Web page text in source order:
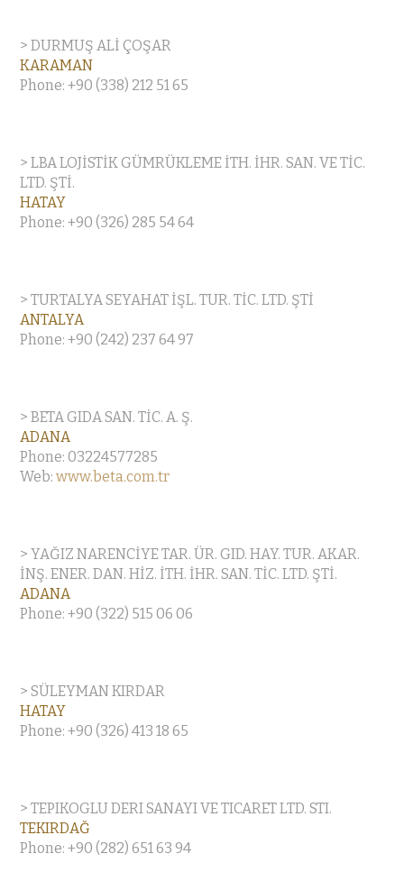
> DURMUŞ ALİ ÇOŞAR
KARAMAN
Phone: +90 (338) 212 51 65
> LBA LOJİSTİK GÜMRÜKLEME İTH. İHR. SAN. VE TİC.
LTD. ŞTİ.
HATAY
Phone: +90 (326) 285 54 64
> TURTALYA SEYAHAT İŞL. TUR. TİC. LTD. ŞTİ
ANTALYA
Phone: +90 (242) 237 64 97
> BETA GIDA SAN. TİC. A. Ş.
ADANA
Phone: 03224577285
Web: www.beta.com.tr
> YAĞIZ NARENCİYE TAR. ÜR. GID. HAY. TUR. AKAR.
İNŞ. ENER. DAN. HİZ. İTH. İHR. SAN. TİC. LTD. ŞTİ.
ADANA
Phone: +90 (322) 515 06 06
> SÜLEYMAN KIRDAR
HATAY
Phone: +90 (326) 413 18 65
> TEPIKOGLU DERI SANAYI VE TICARET LTD. STI.
TEKIRDAĞ
Phone: +90 (282) 651 63 94